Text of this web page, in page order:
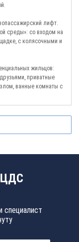
лифт.
среды»: со входом на
с колясочными и
жильцов:
приватные
ванные комнаты с
специалист